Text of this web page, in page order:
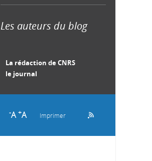
Les auteurs du blog
La rédaction de CNRS
le journal
-A +A Imprimer